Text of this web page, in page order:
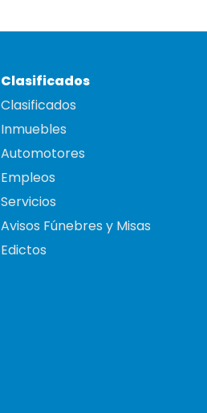
Clasificados
Clasificados
Inmuebles
Automotores
Empleos
Servicios
Avisos Fúnebres y Misas
Edictos